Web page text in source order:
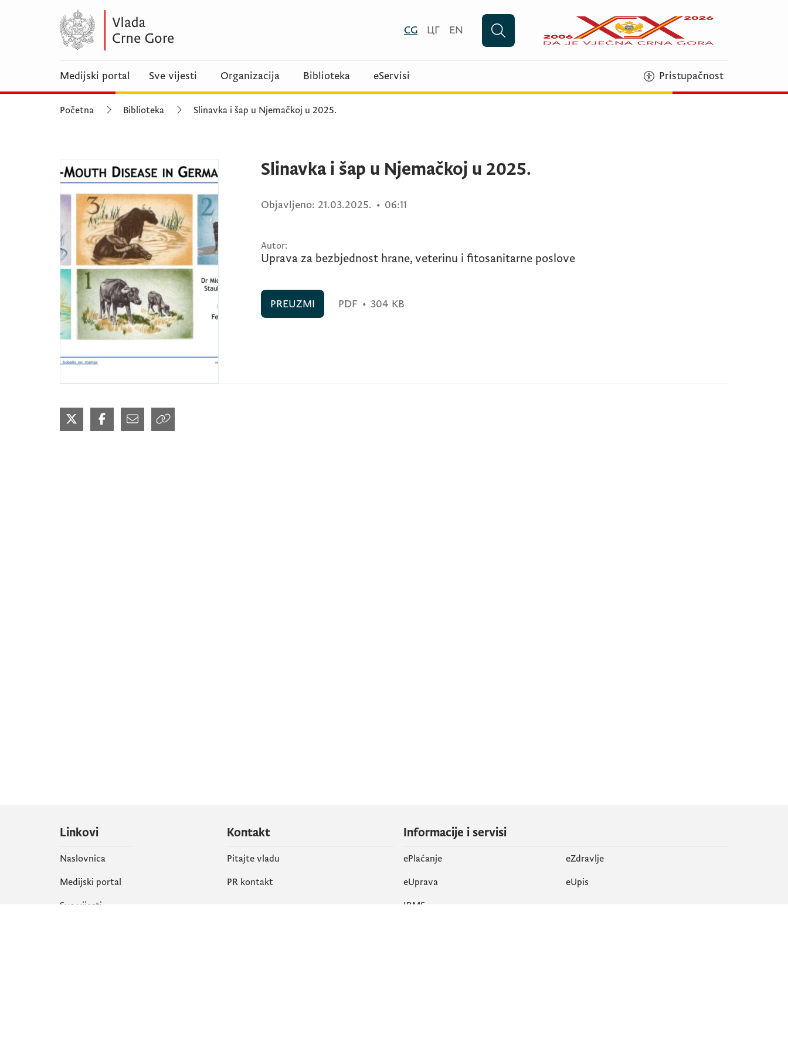
CG ЦГ EN
Medijski portal Sve vijesti Organizacija Biblioteka eServisi Pristupačnost
Početna Biblioteka Slinavka i šap u Njemačkoj u 2025.
Slinavka i šap u Njemačkoj u 2025.
Objavljeno: 21.03.2025. • 06:11
Autor:
Uprava za bezbjednost hrane, veterinu i fitosanitarne poslove
PREUZMI PDF • 304 KB
Linkovi
Naslovnica
Medijski portal
Sve vijesti
Kontakt
Pitajte vladu
PR kontakt
Informacije i servisi
ePlaćanje
eZdravlje
eUprava
еUpis
IRMS